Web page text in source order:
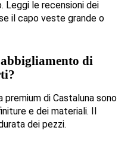
Leggi le recensioni dei
il capo veste grande o
di
premium di Castaluna sono
e dei materiali. Il
dei pezzi.